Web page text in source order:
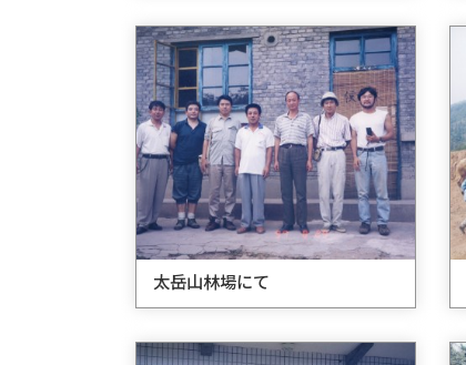
太岳山林場にて